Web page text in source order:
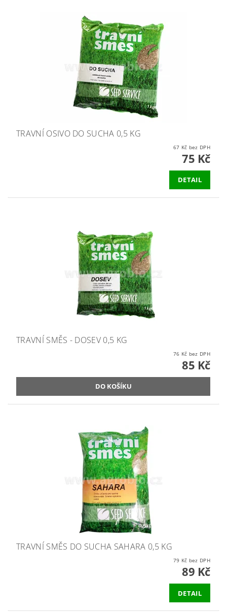
TRAVNÍ OSIVO DO SUCHA 0,5 KG
67 Kč bez DPH
75 Kč
DETAIL
TRAVNÍ SMĚS - DOSEV 0,5 KG
76 Kč bez DPH
85 Kč
TRAVNÍ SMĚS DO SUCHA SAHARA 0,5 KG
79 Kč bez DPH
89 Kč
DETAIL